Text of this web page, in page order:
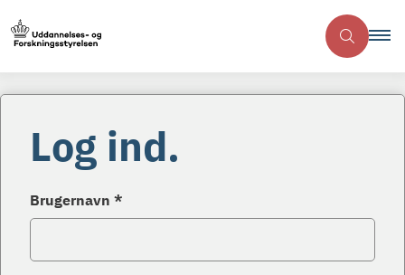
Log ind.
Brugernavn *